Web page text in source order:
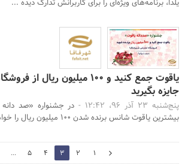
یلدا، برنامه‌های ویژه‌ای را برای کاربرانش تدارک دیده ...
یاقوت جمع کنید و 100 میلیون ریال
جایزه بگیرید
پنج‌شنبه 23 آذر 96، 12:42 -
در جشنواره «صد
بیشترین یاقوت شانس برنده شدن 100 میلیون ریال را خواهید دا ...
2
1
2
3
4
5
...